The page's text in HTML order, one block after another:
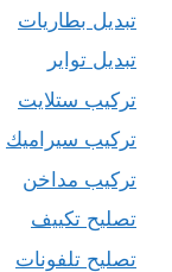
تبديل بطاريات
تبديل تواير
تركيب ستلايت
تركيب سيراميك
تركيب مداخن
تصليح تكييف
تصليح تلفونات